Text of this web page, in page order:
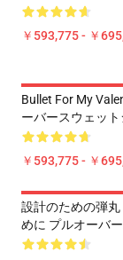
￥593,775 - ￥
Bullet For My
ーバースウェッ
￥593,775 - ￥
設計のための弾丸
めに プルオーバー